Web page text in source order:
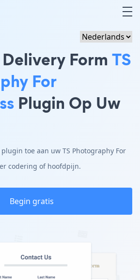
Form TS
For
Plugin Op Uw
toe aan uw TS Photography For
codering of hoofdpijn.
Begin gratis